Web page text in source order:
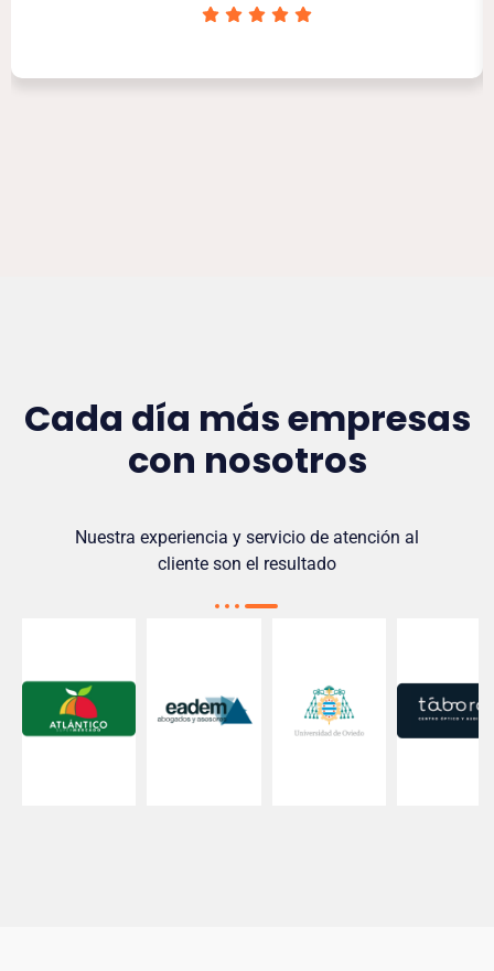
Cada día más empresas
con nosotros
Nuestra experiencia y servicio de atención al
cliente son el resultado